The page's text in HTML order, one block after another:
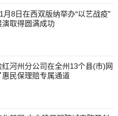
月8日在西双版纳举办“以艺战疫”
取得圆满成功
红河州分公司在全州13个县(市)网
惠民保理赔专属通道